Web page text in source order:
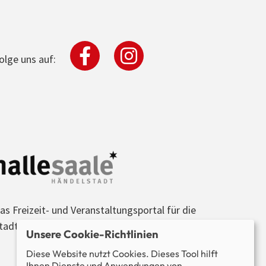
uns auf:
Freizeit- und Veranstaltungsportal für die
Halle (Saale) und die Region.
Unsere Cookie-Richtlinien
Diese Website nutzt Cookies. Dieses Tool hilft